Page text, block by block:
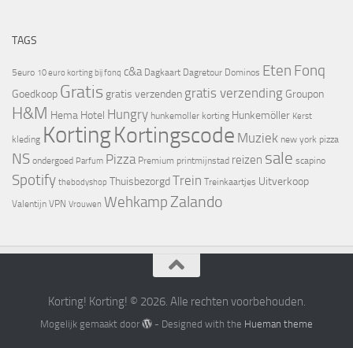
TAGS
5euro 10 euro korting bij fonq c&a Dagkaart Dagretour Dominos Eten Fonq
Goedkoop Gratis gratis verzenden gratis verzending Groupon
H&M Hema Hotel Hungry hunkemoller korting Hunkemöller Kerst
kleding KortingKortingscode Muziek new york pizza
NS ondergoed Parfum Pizza Premium printmijnstad reizen sale scapino
Spotify thebodyshop ThuisbezorgdTrein Treinkaartjes Uitverkoop
Valentijn VPN Vrouwen Wehkamp Zalando
Korting! Korting! © 2026. Alle rechten voorbehouden.
Mogelijk gemaakt door - Designed with the Hueman theme